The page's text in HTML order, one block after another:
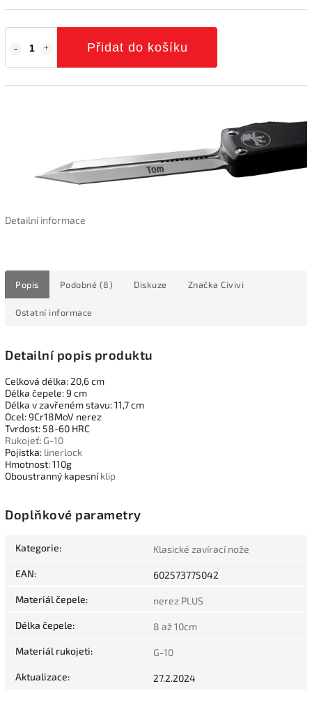
Přidat do košíku
Detailní informace
Popis Podobné (8) Diskuze Značka Civivi
Ostatní informace
Detailní popis produktu
Celková délka: 20,6 cm
Délka čepele: 9 cm
Délka v zavřeném stavu: 11,7 cm
Ocel: 9Cr18MoV nerez
Tvrdost: 58-60 HRC
Rukojeť: G-10
Pojistka: linerlock
Hmotnost: 110g
Oboustranný kapesníklip
Doplňkové parametry
Kategorie: Klasické zavírací nože
EAN: 602573775042
Materiál čepele: nerez PLUS
Délka čepele: 8 až 10cm
Materiál rukojeti: G-10
Aktualizace: 27.2.2024